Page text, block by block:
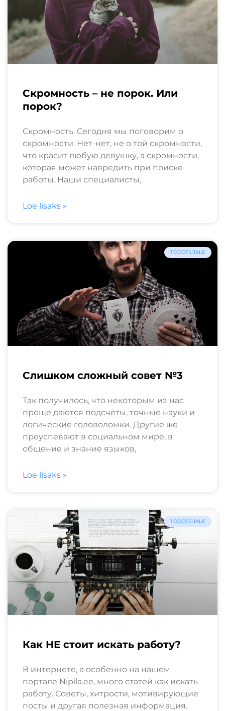
Скромность – не порок. Или
порок?
Скромность. Сегодня мы поговорим о
скромности. Нет-нет, не о той скромности,
что красит любую девушку, а скромности,
которая может навредить при поиске
работы. Наши специалисты,
Loe lisaks »
TÖÖOTSIJALE
Слишком сложный совет №3
Так получилось, что некоторым из нас
проще даются подсчёты, точные науки и
логические головоломки. Другие же
преуспевают в социальном мире, в
общение и знание языков,
Loe lisaks »
TÖÖOTSIJALE
Как НЕ стоит искать работу?
В интернете, а особенно на нашем
портале Nipila.ee, много статей как искать
работу. Советы, хитрости, мотивирующие
посты и другая полезная информация.